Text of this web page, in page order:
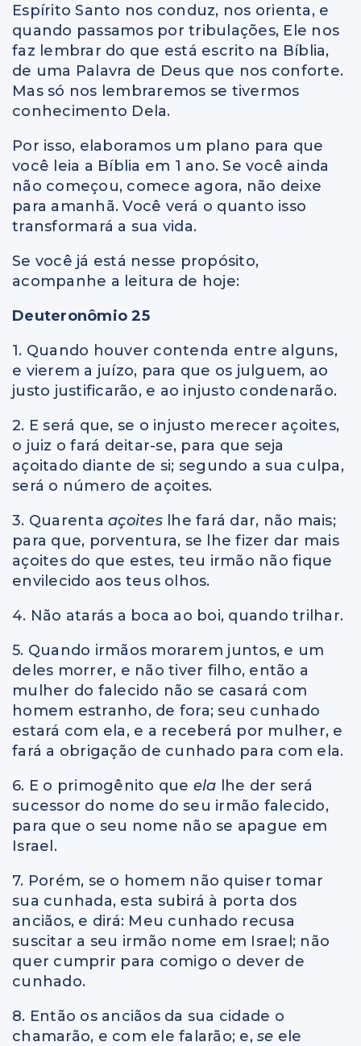
Espírito Santo nos conduz, nos orienta, e
quando passamos por tribulações, Ele nos
faz lembrar do que está escrito na Bíblia,
de uma Palavra de Deus que nos conforte.
Mas só nos lembraremos se tivermos
conhecimento Dela.
Por isso, elaboramos um plano para que
você leia a Bíblia em 1 ano. Se você ainda
não começou, comece agora, não deixe
para amanhã. Você verá o quanto isso
transformará a sua vida.
Se você já está nesse propósito,
acompanhe a leitura de hoje:
Deuteronômio 25
1. Quando houver contenda entre alguns,
e vierem a juízo, para que os julguem, ao
justo justificarão, e ao injusto condenarão.
2. E será que, se o injusto merecer açoites,
o juiz o fará deitar-se, para que seja
açoitado diante de si; segundo a sua culpa,
será o número de açoites.
3. Quarenta açoites lhe fará dar, não mais;
para que, porventura, se lhe fizer dar mais
açoites do que estes, teu irmão não fique
envilecido aos teus olhos.
4. Não atarás a boca ao boi, quando trilhar.
5. Quando irmãos morarem juntos, e um
deles morrer, e não tiver filho, então a
mulher do falecido não se casará com
homem estranho, de fora; seu cunhado
estará com ela, e a receberá por mulher, e
fará a obrigação de cunhado para com ela.
6. E o primogênito que ela lhe der será
sucessor do nome do seu irmão falecido,
para que o seu nome não se apague em
Israel.
7. Porém, se o homem não quiser tomar
sua cunhada, esta subirá à porta dos
anciãos, e dirá: Meu cunhado recusa
suscitar a seu irmão nome em Israel; não
quer cumprir para comigo o dever de
cunhado.
8. Então os anciãos da sua cidade o
chamarão, e com ele falarão; e, se ele